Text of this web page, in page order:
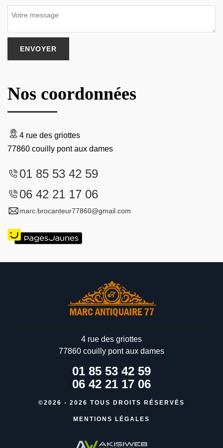
Nos coordonnées
4 rue des griottes
77860 couilly pont aux dames
01 85 53 42 59
06 42 21 17 06
marc.brocanteur77860@gmail.com
4 rue des griottes
77860 couilly pont aux dames
01 85 53 42 59
06 42 21 17 06
©2026 - 2026 TOUS DROITS RÉSERVÉS
MENTIONS LÉGALES